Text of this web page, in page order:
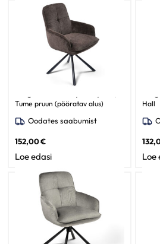
Tume pruun (pööratav alus)
Oodates saabumist
152,00€
Loe edasi
Hall
Loe